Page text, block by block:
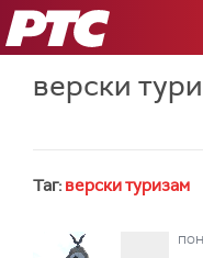
РТС
верски
Таг: верски туризам